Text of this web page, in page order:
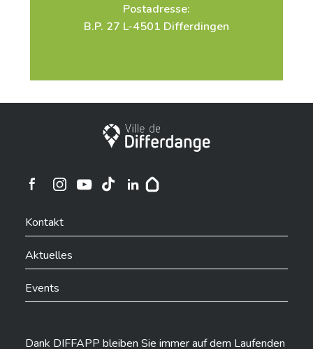
Postadresse:
B.P. 27 L-4501 Differdingen
Stadt Differdingen
Ville de Differdange sur Instagram
Kontakt
Aktuelles
Events
Dank DIFFAPP bleiben Sie immer auf dem Laufenden